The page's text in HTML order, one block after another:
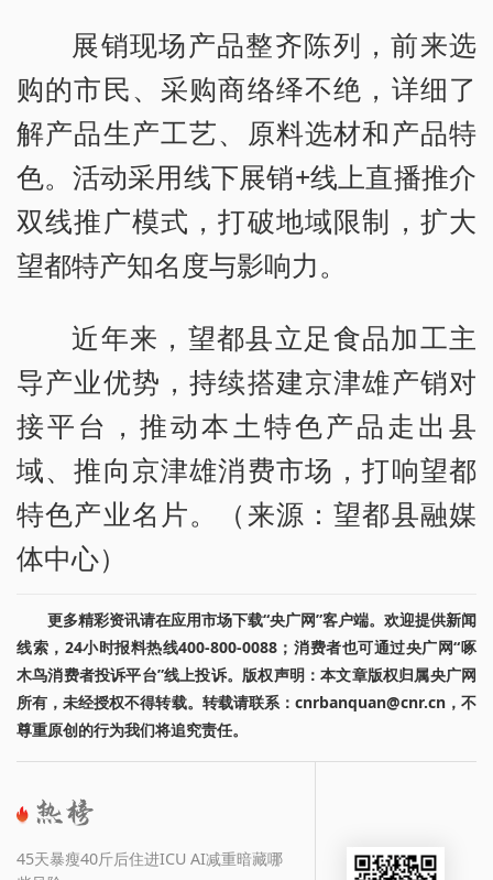
展销现场产品整齐陈列，前来选
购的市民、采购商络绎不绝，详细了
解产品生产工艺、原料选材和产品特
色。活动采用线下展销+线上直播推介
双线推广模式，打破地域限制，扩大
望都特产知名度与影响力。
近年来，望都县立足食品加工主
导产业优势，持续搭建京津雄产销对
接平台，推动本土特色产品走出县
域、推向京津雄消费市场，打响望都
特色产业名片。（来源：望都县融媒
体中心）
更多精彩资讯请在应用市场下载“央广网”客户端。欢迎提供新闻
线索，24小时报料热线400-800-0088；消费者也可通过央广网“啄
木鸟消费者投诉平台”线上投诉。版权声明：本文章版权归属央广网
所有，未经授权不得转载。转载请联系：cnrbanquan@cnr.cn，不
尊重原创的行为我们将追究责任。
45天暴瘦40斤后住进ICU AI减重暗藏哪